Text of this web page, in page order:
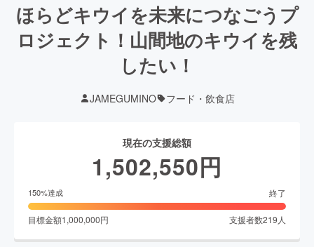
ほらどキウイを未来につなごうプ
ロジェクト！山間地のキウイを残
したい！
JAMEGUMINO フード・飲食店
現在の支援総額
1,502,550円
150%達成 終了
目標金額1,000,000円 支援者数219 人